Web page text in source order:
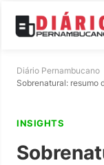
Diário Pernambucano
Sobrenatural: resumo
INSIGHTS